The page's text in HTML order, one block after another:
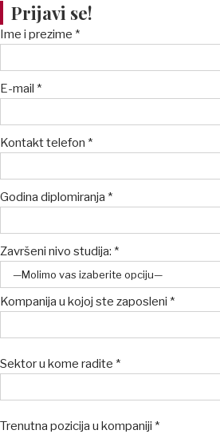
Prijavi se!
Ime i prezime *
E-mail *
Kontakt telefon *
Godina diplomiranja *
Završeni nivo studija: *
Kompanija u kojoj ste zaposleni *
Sektor u kome radite *
Trenutna pozicija u kompaniji *